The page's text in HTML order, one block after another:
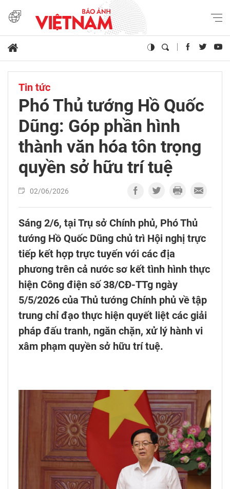
Tin tức
Phó Thủ tướng Hồ Quốc
Dũng: Góp phần hình
thành văn hóa tôn trọng
quyền sở hữu trí tuệ
02/06/2026
Sáng 2/6, tại Trụ sở Chính phủ, Phó Thủ
tướng Hồ Quốc Dũng chủ trì Hội nghị trực
tiếp kết hợp trực tuyến với các địa
phương trên cả nước sơ kết tình hình thực
hiện Công điện số 38/CĐ-TTg ngày
5/5/2026 của Thủ tướng Chính phủ về tập
trung chỉ đạo thực hiện quyết liệt các giải
pháp đấu tranh, ngăn chặn, xử lý hành vi
xâm phạm quyền sở hữu trí tuệ.